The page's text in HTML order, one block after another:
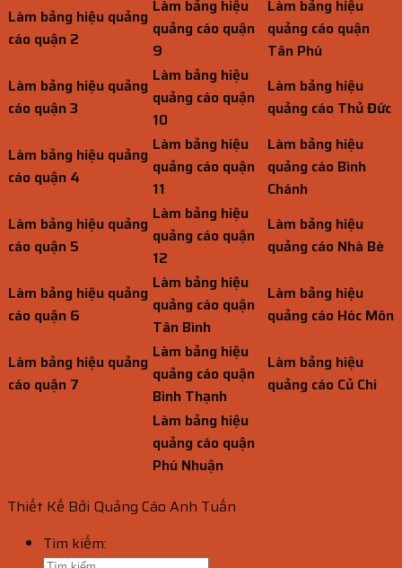
Làm bảng hiệu quảng
cáo quận 2
Làm bảng hiệu
quảng cáo quận
9
Làm bảng hiệu
quảng cáo quận
Tân Phú
Làm bảng hiệu quảng
cáo quận 3
Làm bảng hiệu
quảng cáo quận
10
Làm bảng hiệu
quảng cáo Thủ Đức
Làm bảng hiệu quảng
cáo quận 4
Làm bảng hiệu
quảng cáo quận
11
Làm bảng hiệu
quảng cáo Bình
Chánh
Làm bảng hiệu quảng
cáo quận 5
Làm bảng hiệu
quảng cáo quận
12
Làm bảng hiệu
quảng cáo Nhà Bè
Làm bảng hiệu quảng
cáo quận 6
Làm bảng hiệu
quảng cáo quận
Tân Bình
Làm bảng hiệu
quảng cáo Hóc Môn
Làm bảng hiệu quảng
cáo quận 7
Làm bảng hiệu
quảng cáo quận
Bình Thạnh
Làm bảng hiệu
quảng cáo Củ Chi
Làm bảng hiệu
quảng cáo quận
Phú Nhuận
Thiết Kế Bởi Quảng Cáo Anh Tuấn
Tìm kiếm: